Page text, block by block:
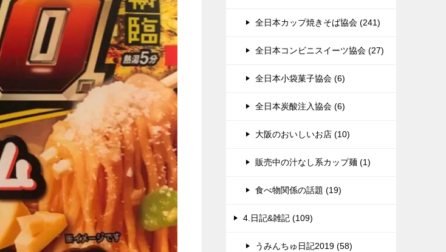
全日本カップ焼きそば協会 (241)
全日本コンビニスイーツ協会 (27)
全日本小袋菓子協会 (6)
全日本炭酸注入協会 (6)
大阪のおいしいお店 (10)
販売中の汁なし系カップ麺 (1)
食べ物関係の話題 (19)
4.日記&雑記 (109)
うみんちゅ日記2019 (58)